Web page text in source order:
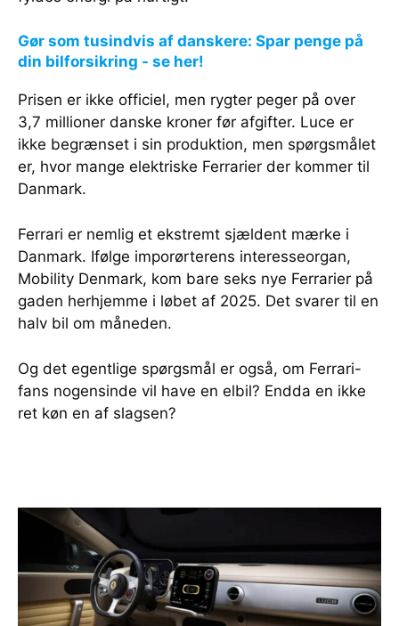
Gør som tusindvis af danskere: Spar penge på
din bilforsikring - se her!
Prisen er ikke officiel, men rygter peger på over
3,7 millioner danske kroner før afgifter. Luce er
ikke begrænset i sin produktion, men spørgsmålet
er, hvor mange elektriske Ferrarier der kommer til
Danmark.
Ferrari er nemlig et ekstremt sjældent mærke i
Danmark. Ifølge imporørterens interesseorgan,
Mobility Denmark, kom bare seks nye Ferrarier på
gaden herhjemme i løbet af 2025. Det svarer til en
halv bil om måneden.
Og det egentlige spørgsmål er også, om Ferrari-
fans nogensinde vil have en elbil? Endda en ikke
ret køn en af slagsen?